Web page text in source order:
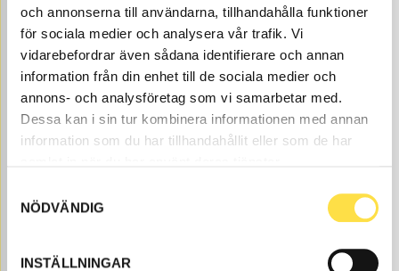
och annonserna till användarna, tillhandahålla funktioner
för sociala medier och analysera vår trafik. Vi
vidarebefordrar även sådana identifierare och annan
information från din enhet till de sociala medier och
annons- och analysföretag som vi samarbetar med.
Dessa kan i sin tur kombinera informationen med annan
information som du har tillhandahållit eller som de har
NÖDVÄNDIG
INSTÄLLNINGAR
Position 9 to BM 641 back loaders is available as spare
both original and non-original parts. We have position 9
to all Volvo construction machines and spare parts like
suitable for Volvo back loaders BM 641.